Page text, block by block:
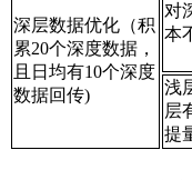
深层数据优化（积
累20个深度数据，
且日均有10个深度
数据回传)
对
本
浅
层
提